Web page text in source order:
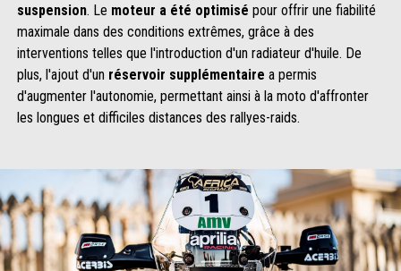
suspension. Le moteur a été optimisé pour offrir une fiabilité
maximale dans des conditions extrêmes, grâce à des
interventions telles que l'introduction d'un radiateur d'huile. De
plus, l'ajout d'un réservoir supplémentaire a permis
d'augmenter l'autonomie, permettant ainsi à la moto d'affronter
les longues et difficiles distances des rallyes-raids.